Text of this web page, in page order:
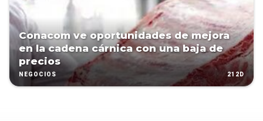
Conacom ve oportunidades de mejora
en la cadena cárnica con una baja de
precios
NEGOCIOS 212D